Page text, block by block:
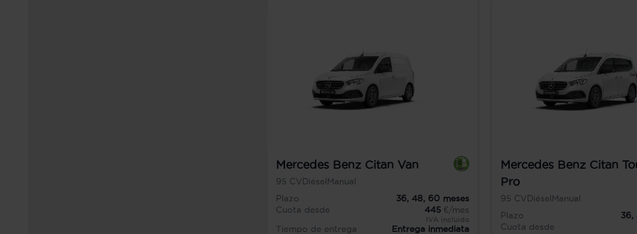
Mercedes Benz Citan Van
95 CVDiéselManual
Plazo
36, 48, 60 meses
Cuota desde
445 €/mes
IVA incluido
Tiempo de entrega Entrega inmediata
Mercedes Benz Citan
Pro
95 CVDiéselManual
Plazo
36,
Cuota desde